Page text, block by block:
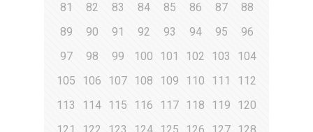
81
82 83 84 85 86 87
88
89
90 91 92 93 94 95
96
97
98 99 100 101 102 103
104
105
106 107 108 109 110 111
112
113
114 115 116 117 118 119
120